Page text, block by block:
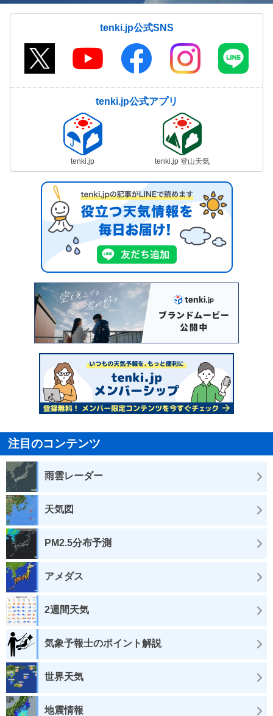
tenki.jp公式SNS
tenki.jp公式アプリ
tenki.jp tenki.jp 登山天気
注目のコンテンツ
雨雲レーダー
天気図
PM2.5分布予測
アメダス
2週間天気
気象予報士のポイント解説
世界天気
地震情報